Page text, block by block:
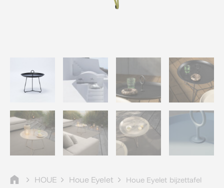
HOUE Houe Eyelet
Houe Eyelet bijzettafel